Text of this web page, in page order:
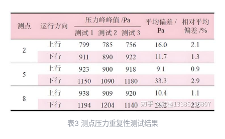
表3 测点压力重复性测试结果